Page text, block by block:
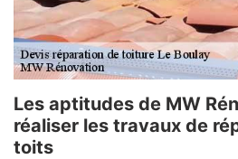
Les aptitudes de MW
réaliser les travaux de
toits